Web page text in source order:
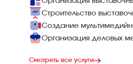
Создание
Смотреть все услуги